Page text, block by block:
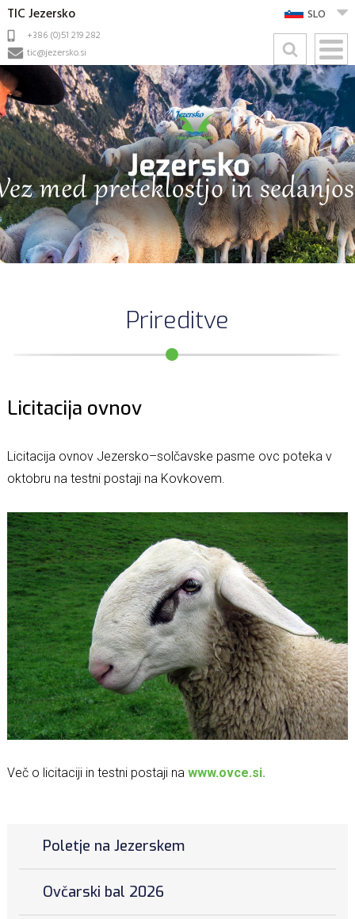
TIC Jezersko
+386 (0)51 219 282
tic@jezersko.si
SLO
Prireditve
Licitacija ovnov
Licitacija ovnov Jezersko–solčavske pasme ovc poteka v
oktobru na testni postaji na Kovkovem.
Več o licitaciji in testni postaji na www.ovce.si.
Poletje na Jezerskem
Ovčarski bal 2026